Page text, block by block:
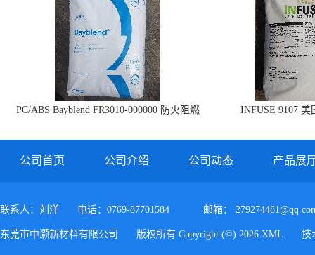
PC/ABS Bayblend FR3010-000000 防火阻燃
INFUSE 9107 美
公司首页 公司介绍 公司动态 产品展
联系人：刘洋 电话：0769-87701584 邮箱：
东莞市中灏新材料有限公司 版权所有 Copyright (©) 2026 XML 技